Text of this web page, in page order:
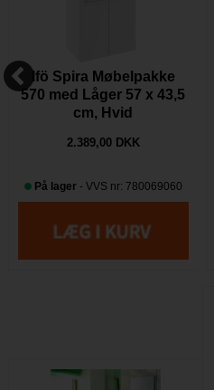
Ifö Spira Møbelpakke
570 med Låger 57 x 43,5
cm, Hvid
2.389,00 DKK
På lager - VVS nr: 780069060